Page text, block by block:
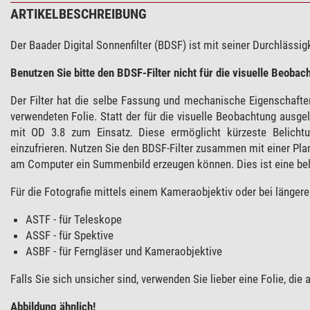
ARTIKELBESCHREIBUNG
Der Baader Digital Sonnenfilter (BDSF) ist mit seiner
Benutzen Sie bitte den BDSF-Filter nicht für die visuelle
Der Filter hat die selbe Fassung und mechanische
verwendeten Folie. Statt der für die visuelle Beobachtung
mit OD 3.8 zum Einsatz. Diese ermöglicht kürzeste
einzufrieren. Nutzen Sie den BDSF-Filter zusammen mit einer
am Computer ein Summenbild erzeugen können. Dies ist eine
Für die Fotografie mittels einem Kameraobjektiv oder bei
ASTF - für Teleskope
ASSF - für Spektive
ASBF - für Ferngläser und Kameraobjektive
Falls Sie sich unsicher sind, verwenden Sie lieber eine Folie,
Abbildung ähnlich!